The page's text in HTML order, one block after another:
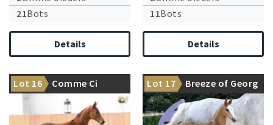
21Bots
Details
11Bots
Details
Lot 16
Comme Ci
Comme Ca GH
Closely related to star sire
Conthargos
Lot 17 Breeze of Georg
Brother of two licensed
stallions!